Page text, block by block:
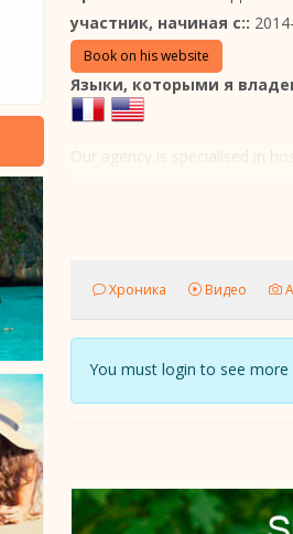
участник, начиная с::
Book on his website
Языки, которыми я
Хроника Видео
You must login to see